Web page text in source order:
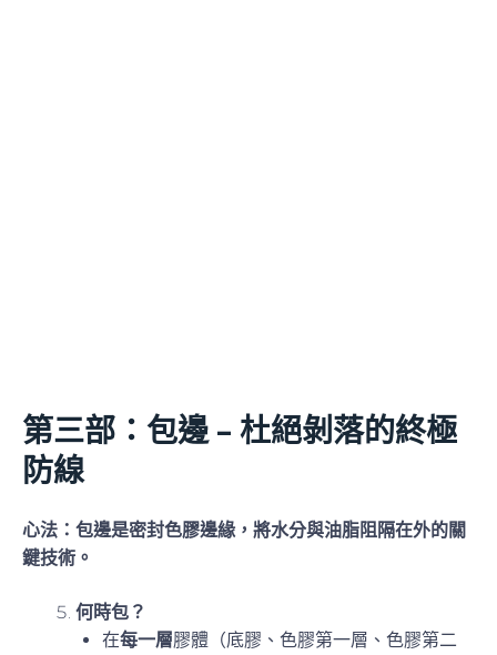
第三部：包邊 – 杜絕剝落的終極
防線
心法：包邊是密封色膠邊緣，將水分與油脂阻隔在外的關
鍵技術。
何時包？
在每一層膠體（底膠、色膠第一層、色膠第二